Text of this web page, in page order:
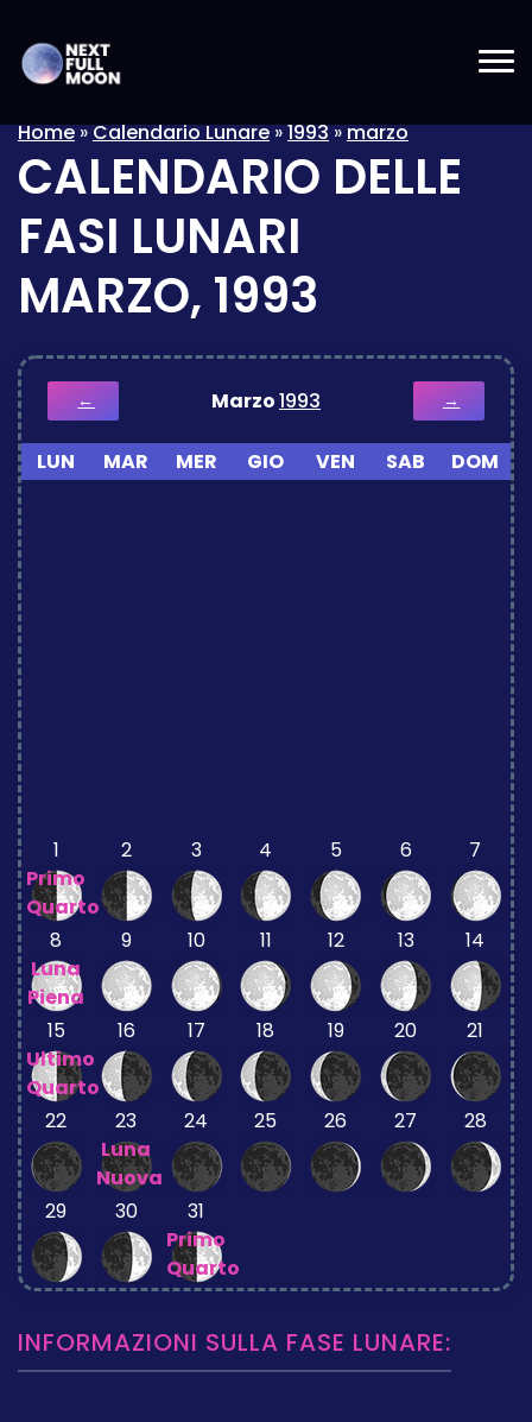
Home»Calendario Lunare»1993»marzo
CALENDARIO DELLE
FASI LUNARI
MARZO, 1993
← Marzo1993 →
LUN MAR MER GIO VEN SAB DOM
1
Primo
Quarto
2 3 4 5 6 7
8
Luna
Piena
9 10 11 12 13 14
15
Ultimo
Quarto
16 17 18 19 20 21
22
23
Luna
Nuova
24 25 26 27 28
29 30
31
Primo
Quarto
INFORMAZIONI SULLA FASE LUNARE: